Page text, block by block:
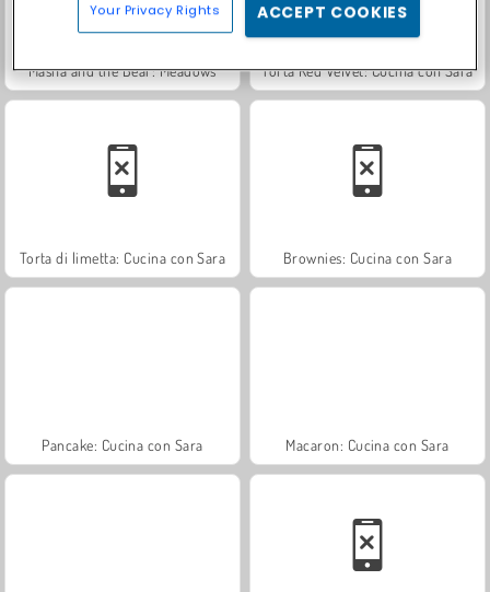
Masha and the Bear: Meadows Torta Red Velvet: Cucina con Sara
Torta di limetta: Cucina con Sara Brownies: Cucina con Sara
Pancake: Cucina con Sara Macaron: Cucina con Sara
Your Privacy Rights ACCEPT COOKIES